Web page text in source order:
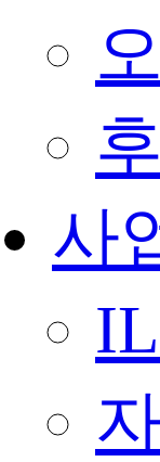
사